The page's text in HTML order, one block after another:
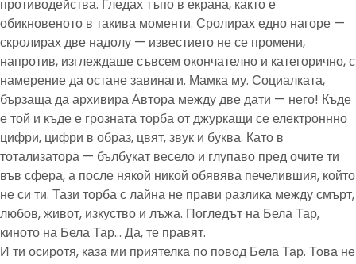
противодейства. Гледах тъпо в екрана, както е
обикновеното в такива моменти. Сролирах едно нагоре —
скролирах две надолу — известието не се промени,
напротив, изглеждаше съвсем окончателно и категорично, с
намерение да остане завинаги. Мамка му. Социалката,
бързаща да архивира Автора между две дати — него! Къде
е той и къде е грозната торба от джуркащи се електроннно
цифри, цифри в образ, цвят, звук и буква. Като в
тотализатора — бълбукат весело и глупаво пред очите ти
във сфера, а после някой никой обявява печелившия, който
не си ти. Тази торба с лайна не прави разлика между смърт,
любов, живот, изкуство и лъжа. Погледът на Бела Тар,
киното на Бела Тар… Да, те правят.
И ти осиротя, каза ми приятелка по повод Бела Тар. Това не